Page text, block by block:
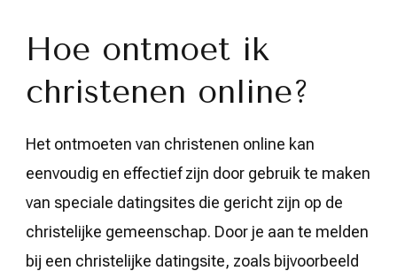
Hoe ontmoet ik
christenen online?
Het ontmoeten van christenen online kan
eenvoudig en effectief zijn door gebruik te maken
van speciale datingsites die gericht zijn op de
christelijke gemeenschap. Door je aan te melden
bij een christelijke datingsite, zoals bijvoorbeeld